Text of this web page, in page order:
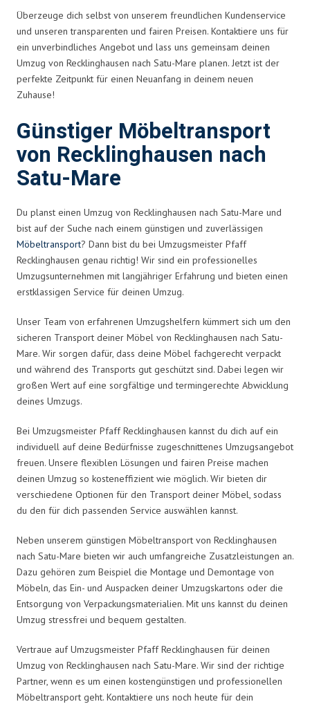
Überzeuge dich selbst von unserem freundlichen Kundenservice
und unseren transparenten und fairen Preisen. Kontaktiere uns für
ein unverbindliches Angebot und lass uns gemeinsam deinen
Umzug von Recklinghausen nach Satu-Mare planen. Jetzt ist der
perfekte Zeitpunkt für einen Neuanfang in deinem neuen
Zuhause!
Günstiger Möbeltransport
von Recklinghausen nach
Satu-Mare
Du planst einen Umzug von Recklinghausen nach Satu-Mare und
bist auf der Suche nach einem günstigen und zuverlässigen
Möbeltransport? Dann bist du bei Umzugsmeister Pfaff
Recklinghausen genau richtig! Wir sind ein professionelles
Umzugsunternehmen mit langjähriger Erfahrung und bieten einen
erstklassigen Service für deinen Umzug.
Unser Team von erfahrenen Umzugshelfern kümmert sich um den
sicheren Transport deiner Möbel von Recklinghausen nach Satu-
Mare. Wir sorgen dafür, dass deine Möbel fachgerecht verpackt
und während des Transports gut geschützt sind. Dabei legen wir
großen Wert auf eine sorgfältige und termingerechte Abwicklung
deines Umzugs.
Bei Umzugsmeister Pfaff Recklinghausen kannst du dich auf ein
individuell auf deine Bedürfnisse zugeschnittenes Umzugsangebot
freuen. Unsere flexiblen Lösungen und fairen Preise machen
deinen Umzug so kosteneffizient wie möglich. Wir bieten dir
verschiedene Optionen für den Transport deiner Möbel, sodass
du den für dich passenden Service auswählen kannst.
Neben unserem günstigen Möbeltransport von Recklinghausen
nach Satu-Mare bieten wir auch umfangreiche Zusatzleistungen an.
Dazu gehören zum Beispiel die Montage und Demontage von
Möbeln, das Ein- und Auspacken deiner Umzugskartons oder die
Entsorgung von Verpackungsmaterialien. Mit uns kannst du deinen
Umzug stressfrei und bequem gestalten.
Vertraue auf Umzugsmeister Pfaff Recklinghausen für deinen
Umzug von Recklinghausen nach Satu-Mare. Wir sind der richtige
Partner, wenn es um einen kostengünstigen und professionellen
Möbeltransport geht. Kontaktiere uns noch heute für dein